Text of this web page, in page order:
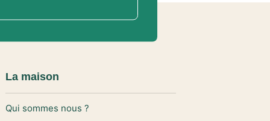
La maison
Qui sommes nous ?